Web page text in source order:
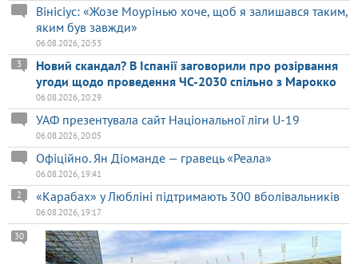
Вінісіус: «Жозе Моурінью хоче, щоб я залишався таким,
яким був завжди»
06.08.2026, 20:53
Новий скандал? В Іспанії заговорили про розірвання
угоди щодо проведення ЧС-2030 спільно з Марокко
3
06.08.2026, 20:29
УАФ презентувала сайт Національної ліги U-19
06.08.2026, 20:05
Офіційно. Ян Діоманде — гравець «Реала»
06.08.2026, 19:41
«Карабах» у Любліні підтримають 300 вболівальників
2
06.08.2026, 19:17
30